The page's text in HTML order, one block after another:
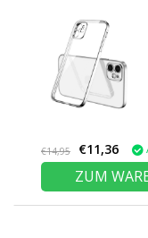
€14,95 €11,36
ZUM